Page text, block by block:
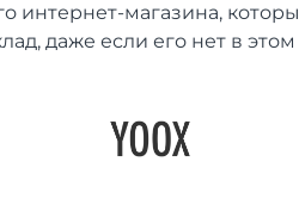
интернет-магазина,
даже если его нет в